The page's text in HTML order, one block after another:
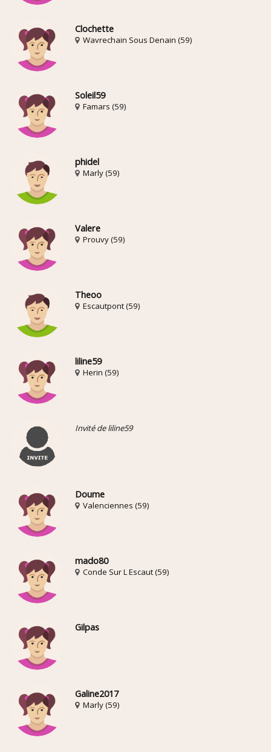
Clochette
Wavrechain Sous Denain (59)
Soleil59
Famars (59)
phidel
Marly (59)
Valere
Prouvy (59)
Theoo
Escautpont (59)
liline59
Herin (59)
Invité de liline59
Doume
Valenciennes (59)
mado80
Conde Sur L Escaut (59)
Gilpas
Galine2017
Marly (59)